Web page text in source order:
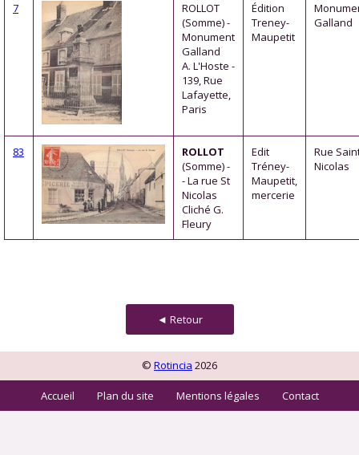
7
ROLLOT
(Somme) -
Monument
Galland
A. L'Hoste -
139, Rue
Lafayette,
Paris
Édition
Treney-
Maupetit
Galland
83
ROLLOT
(Somme) -
- La rue St
Nicolas
Cliché G.
Fleury
Edit
Tréney-
Maupetit,
mercerie
Rue
Nicolas
◄ Retour
© Rotincia 2026
Accueil Plan du site Mentions légales Contact